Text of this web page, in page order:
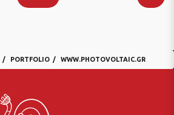
PORTFOLIO WWW.PHOTOVOLTAIC.GR